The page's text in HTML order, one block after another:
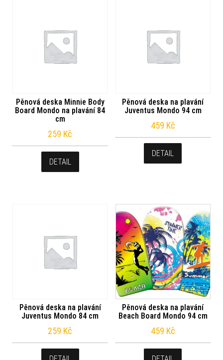
Pěnová deska Minnie Body
Board Mondo na plavání 84
cm
259 Kč
DETAIL
Pěnová deska na plavání
Juventus Mondo 94 cm
459 Kč
DETAIL
Pěnová deska na plavání
Juventus Mondo 84 cm
259 Kč
Pěnová deska na plavání
Beach Board Mondo 94 cm
459 Kč